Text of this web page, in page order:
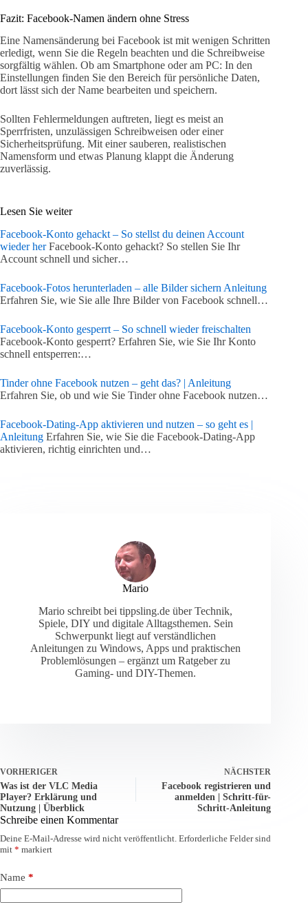
Fazit: Facebook-Namen ändern ohne Stress
Eine Namensänderung bei Facebook ist mit wenigen Schritten
erledigt, wenn Sie die Regeln beachten und die Schreibweise
sorgfältig wählen. Ob am Smartphone oder am PC: In den
Einstellungen finden Sie den Bereich für persönliche Daten,
dort lässt sich der Name bearbeiten und speichern.
Sollten Fehlermeldungen auftreten, liegt es meist an
Sperrfristen, unzulässigen Schreibweisen oder einer
Sicherheitsprüfung. Mit einer sauberen, realistischen
Namensform und etwas Planung klappt die Änderung
zuverlässig.
Lesen Sie weiter
Facebook-Konto gehackt – So stellst du deinen Account
wieder herFacebook-Konto gehackt? So stellen Sie Ihr
Account schnell und sicher…
Facebook-Fotos herunterladen – alle Bilder sichern Anleitung
Erfahren Sie, wie Sie alle Ihre Bilder von Facebook schnell…
Facebook-Konto gesperrt – So schnell wieder freischalten
Facebook-Konto gesperrt? Erfahren Sie, wie Sie Ihr Konto
schnell entsperren:…
Tinder ohne Facebook nutzen – geht das? | Anleitung
Erfahren Sie, ob und wie Sie Tinder ohne Facebook nutzen…
Facebook-Dating-App aktivieren und nutzen – so geht es |
Anleitung Erfahren Sie, wie Sie die Facebook-Dating-App
aktivieren, richtig einrichten und…
Mario
Mario schreibt bei tippsling.de über Technik,
Spiele, DIY und digitale Alltagsthemen. Sein
Schwerpunkt liegt auf verständlichen
Anleitungen zu Windows, Apps und praktischen
Problemlösungen – ergänzt um Ratgeber zu
Gaming- und DIY-Themen.
VORHERIGER
Was ist der VLC Media
Player? Erklärung und
Nutzung | Überblick
NÄCHSTER
Facebook registrieren und
anmelden | Schritt-für-
Schritt-Anleitung
Schreibe einen Kommentar
Deine E-Mail-Adresse wird nicht veröffentlicht. Erforderliche Felder sind
mit * markiert
Name *